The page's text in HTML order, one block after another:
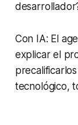
Con IA: El
explicar el
tecnológico,